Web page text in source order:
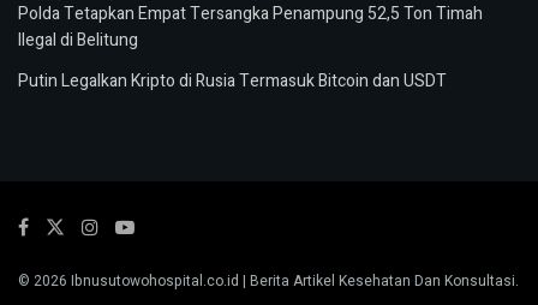
Polda Tetapkan Empat Tersangka Penampung 52,5 Ton Timah
Ilegal di Belitung
Putin Legalkan Kripto di Rusia Termasuk Bitcoin dan USDT
© 2026 Ibnusutowohospital.co.id | Berita Artikel Kesehatan Dan Konsultasi.